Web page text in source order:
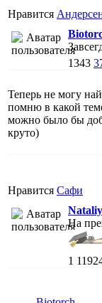
Нравится
1343
Теперь не могу
помню в какой
можно было бы
круто)
Нравится Сафи
На
1